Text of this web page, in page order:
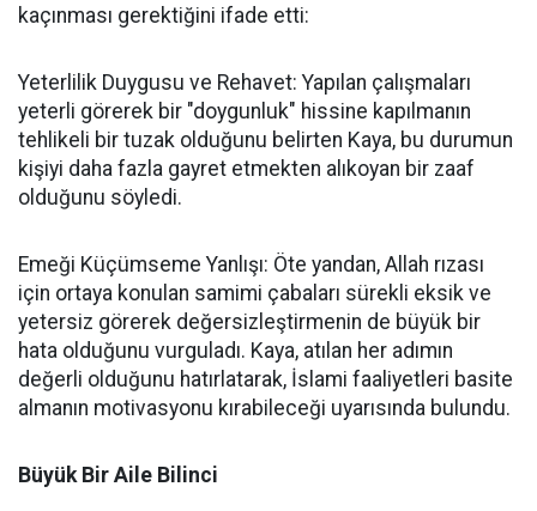
kaçınması gerektiğini ifade etti:
Yeterlilik Duygusu ve Rehavet: Yapılan çalışmaları
yeterli görerek bir "doygunluk" hissine kapılmanın
tehlikeli bir tuzak olduğunu belirten Kaya, bu durumun
kişiyi daha fazla gayret etmekten alıkoyan bir zaaf
olduğunu söyledi.
Emeği Küçümseme Yanlışı: Öte yandan, Allah rızası
için ortaya konulan samimi çabaları sürekli eksik ve
yetersiz görerek değersizleştirmenin de büyük bir
hata olduğunu vurguladı. Kaya, atılan her adımın
değerli olduğunu hatırlatarak, İslami faaliyetleri basite
almanın motivasyonu kırabileceği uyarısında bulundu.
Büyük Bir Aile Bilinci